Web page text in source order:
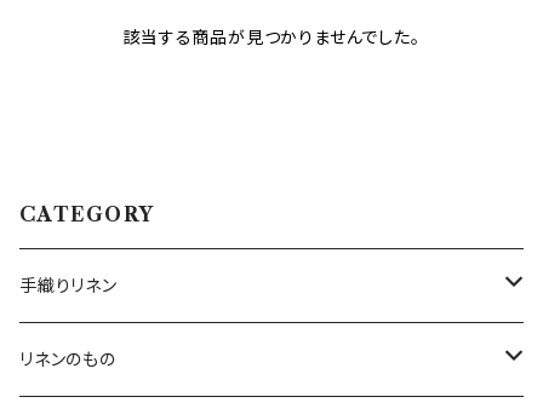
該当する商品が見つかりませんでした。
CATEGORY
手織りリネン
テーブルクロス
リネンのもの